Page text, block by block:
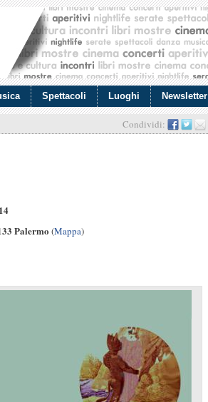
Spettacoli Luoghi Newsletter
Condividi:
Palermo (Mappa)